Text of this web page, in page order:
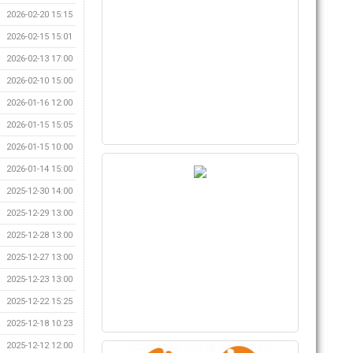
2026-02-20 15:15
2026-02-15 15:01
2026-02-13 17:00
2026-02-10 15:00
2026-01-16 12:00
2026-01-15 15:05
2026-01-15 10:00
2026-01-14 15:00
2025-12-30 14:00
2025-12-29 13:00
2025-12-28 13:00
2025-12-27 13:00
2025-12-23 13:00
2025-12-22 15:25
2025-12-18 10:23
2025-12-12 12:00